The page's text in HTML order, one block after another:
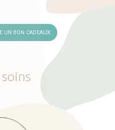
UN BON CADEAUX
soins